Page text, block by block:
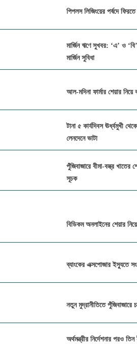
পিপলস লিজিংয়ের পর্ষদে
মার্জিন ঋণে সুখবর: ‘এ’ ও
মার্জিন সুবিধা
আল-মদিনা ফার্মার শেয়ার
টানা ৫ কার্যদিবস ঊর্ধ্বমুখী
লেনদেনে ভাটা
পুঁজিবাজারে বীমা-বস্ত্র
সূচক
আত্মসাত
মার্জিন বিধিমালা
বিডিকম অনলাইনের শেয়ার
ব্যাংকের এক্সপোজার ইস্যুতে
নতুন মুদ্রানীতিতে পুঁজিবাজারে
অর্থমন্ত্রীর নির্দেশনার পরও